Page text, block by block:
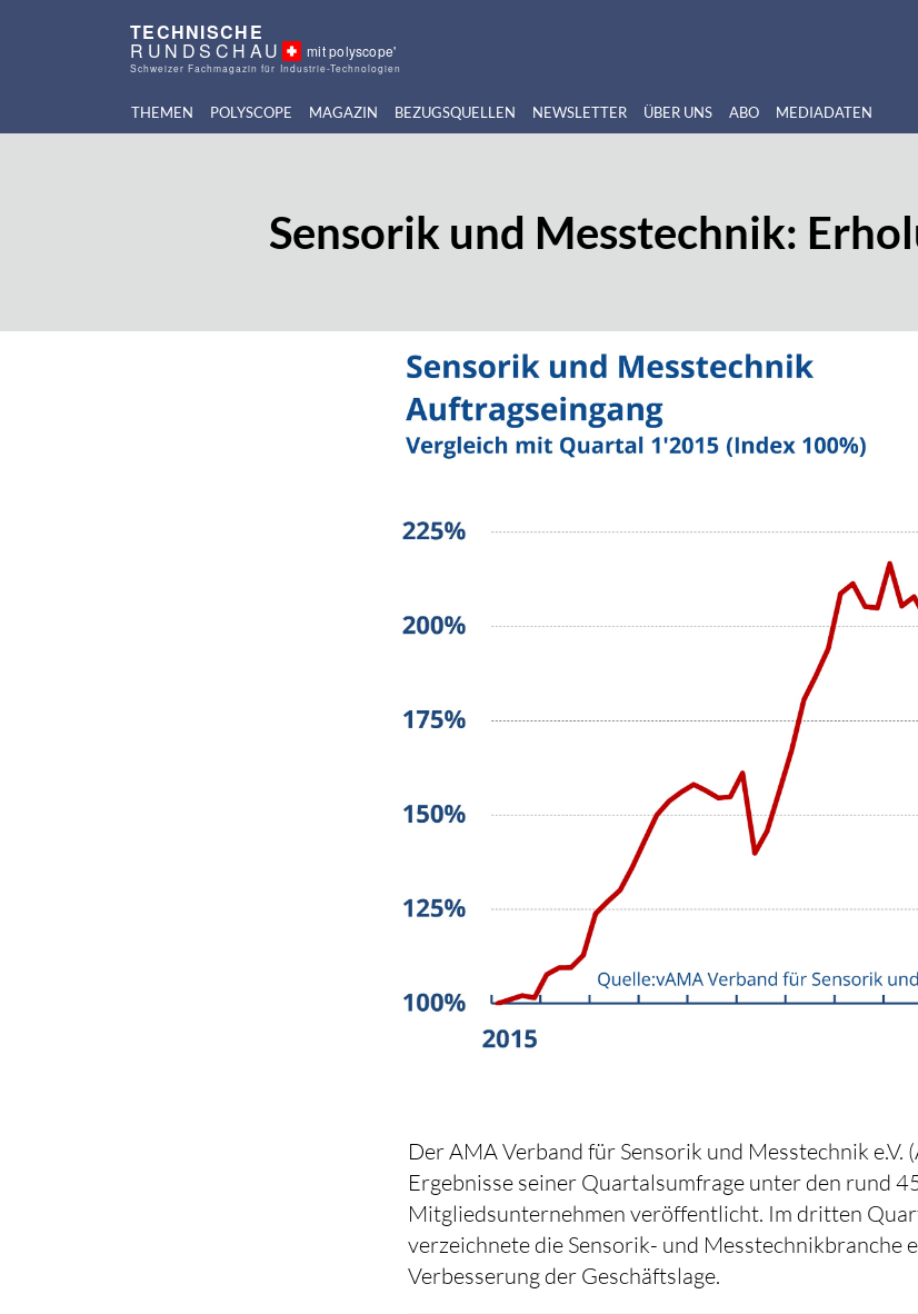
TECHNISCHE
RUNDSCHAU mit polyscope'
Schweizer Fachmagazin für Industrie-Technologien
THEMEN POLYSCOPE MAGAZIN BEZUGSQUELLEN NEWSLETTER ÜBER UNS ABO MEDIADATEN
Sensorik und Messtechnik:
Der AMA Verband für Sensorik und Messtechnik e.V.
Ergebnisse seiner Quartalsumfrage unter den rund
Mitgliedsunternehmen veröffentlicht. Im dritten
verzeichnete die Sensorik- und Messtechnikbranche
Verbesserung der Geschäftslage.